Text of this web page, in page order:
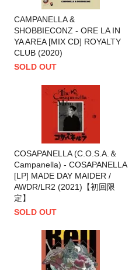
CAMPANELLA &
SHOBBIECONZ - ORE LA IN
YA AREA [MIX CD] ROYALTY
CLUB (2020)
SOLD OUT
COSAPANELLA (C.O.S.A.＆
Campanella) - COSAPANELLA
[LP] MADE DAY MAIDER /
AWDR/LR2 (2021)【初回限
定】
SOLD OUT